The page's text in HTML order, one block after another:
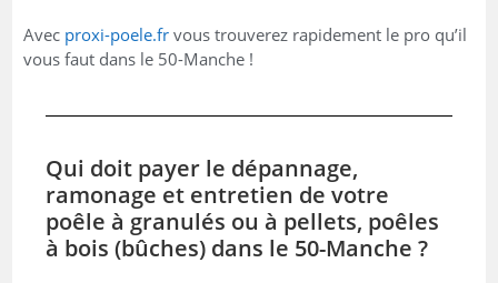
Avec proxi-poele.fr vous trouverez rapidement le pro qu’il
vous faut dans le 50-Manche !
Qui doit payer le dépannage,
ramonage et entretien de votre
poêle à granulés ou à pellets, poêles
à bois (bûches) dans le 50-Manche ?